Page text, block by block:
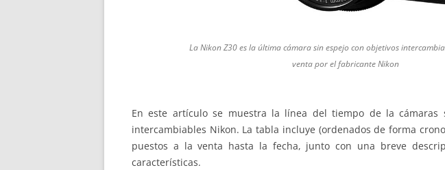
La Nikon Z30 es la última cámara sin espejo con objetivos
venta por el fabricante Nikon
En este artículo se muestra la línea del tiempo de la cámaras
intercambiables Nikon. La tabla incluye (ordenados de forma
puestos a la venta hasta la fecha, junto con una breve
características.